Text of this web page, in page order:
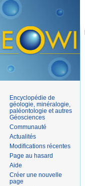
Encyclopédie de
géologie, minéralogie,
paléontologie et autres
Géosciences
Communauté
Actualités
Modifications récentes
Page au hasard
Aide
Créer une nouvelle
page